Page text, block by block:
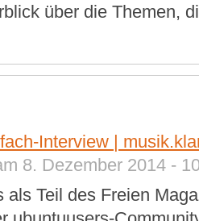
über die Themen,
Interview |
8. Dezember 2014 -
als Teil des Freien